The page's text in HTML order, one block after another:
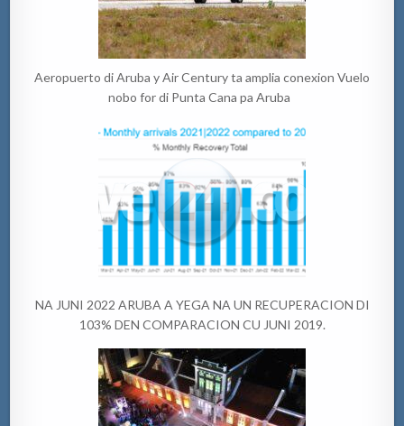
Aeropuerto di Aruba y Air Century ta amplia conexion Vuelo
nobo for di Punta Cana pa Aruba
NA JUNI 2022 ARUBA A YEGA NA UN RECUPERACION DI
103% DEN COMPARACION CU JUNI 2019.